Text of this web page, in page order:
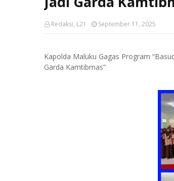
Redaksi, L21 September 11, 2025
Kapolda Maluku Gagas Program
Garda Kamtibmas”